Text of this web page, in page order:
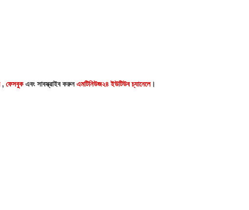
,ফেসবুকএবং সাবস্ক্রাইব করুনএমটিনিউজ২৪ ইউটিউব চ্যানেলে।